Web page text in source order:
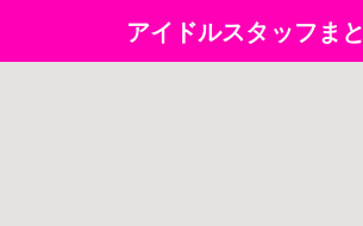
アイドルスタッフま